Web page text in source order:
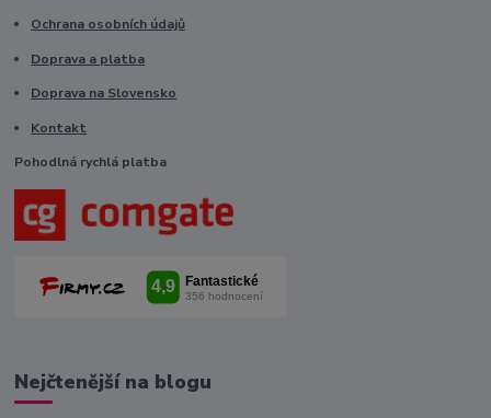
Ochrana osobních údajů
Doprava a platba
Doprava na Slovensko
Kontakt
Pohodlná rychlá platba
Nejčtenější na blogu